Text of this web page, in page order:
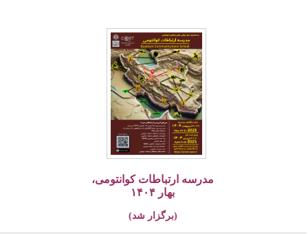
مدرسه ارتباطات کوانتومی،
بهار ۱۴۰۴
(برگزار شد)